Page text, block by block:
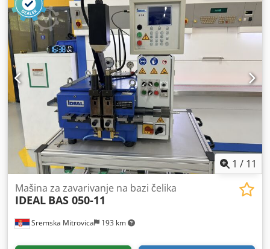
1 / 11
Sremska Mitrovica 193 km
Mašina za zavarivanje na bazi čelika
IDEAL BAS 050-11